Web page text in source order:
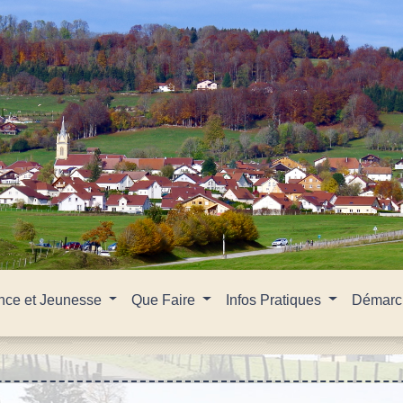
et Jeunesse Que Faire Infos Pratiques